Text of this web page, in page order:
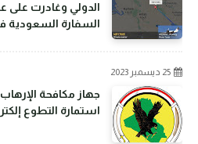
الدولي وغادرت على
السفارة السعودية
25 ديسمبر 2023
جهاز مكافحة
استمارة التطوع